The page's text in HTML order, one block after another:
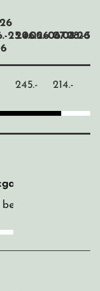
23.06.26
24.06.-06.08.26
07.08.-
245.- 214.-
jeder